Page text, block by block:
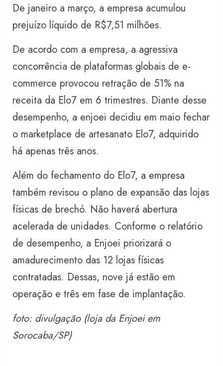
De janeiro a março, a empresa acumulou
prejuízo líquido de R$7,51 milhões.
De acordo com a empresa, a agressiva
concorrência de plataformas globais de e-
commerce provocou retração de 51% na
receita da Elo7 em 6 trimestres. Diante desse
desempenho, a enjoei decidiu em maio fechar
o marketplace de artesanato Elo7, adquirido
há apenas três anos.
Além do fechamento do Elo7, a empresa
também revisou o plano de expansão das lojas
físicas de brechó. Não haverá abertura
acelerada de unidades. Conforme o relatório
de desempenho, a Enjoei priorizará o
amadurecimento das 12 lojas físicas
contratadas. Dessas, nove já estão em
operação e três em fase de implantação.
foto: divulgação (loja da Enjoei em
Sorocaba/SP)